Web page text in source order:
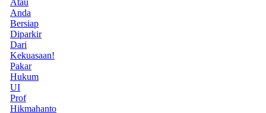
Anda
Bersiap
Diparkir
Dari
Kekuasaan!
Pakar
Hukum
UI
Prof
Hikmahanto